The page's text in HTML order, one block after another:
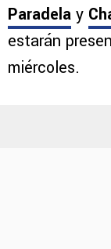
Paradela y
estarán
miércoles.